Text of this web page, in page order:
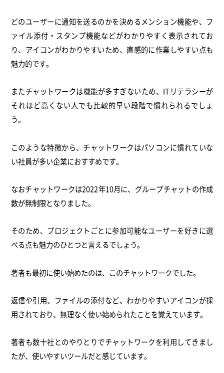
どのユーザーに通知を送るのかを決めるメンション機能や、フ
ァイル添付・スタンプ機能などがわかりやすく表示されてお
り、アイコンがわかりやすいため、直感的に作業しやすい点も
魅力的です。
またチャットワークは機能が多すぎないため、ITリテラシーが
それほど高くない人でも比較的早い段階で慣れられるでしょ
う。
このような特徴から、チャットワークはパソコンに慣れていな
い社員が多い企業におすすめです。
なおチャットワークは2022年10月に、グループチャットの作成
数が無制限となりました。
そのため、プロジェクトごとに参加可能なユーザーを好きに選
べる点も魅力のひとつと言えるでしょう。
著者も最初に使い始めたのは、このチャットワークでした。
返信や引用、ファイルの添付など、わかりやすいアイコンが採
用されており、無理なく使い始められたことを覚えています。
著者も数十社とのやりとりでチャットワークを利用してきまし
たが、使いやすいツールだと感じています。